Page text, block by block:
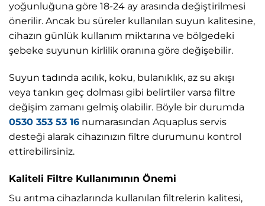
yoğunluğuna göre 18-24 ay arasında değiştirilmesi
önerilir. Ancak bu süreler kullanılan suyun kalitesine,
cihazın günlük kullanım miktarına ve bölgedeki
şebeke suyunun kirlilik oranına göre değişebilir.
Suyun tadında acılık, koku, bulanıklık, az su akışı
veya tankın geç dolması gibi belirtiler varsa filtre
değişim zamanı gelmiş olabilir. Böyle bir durumda
0530 353 53 16 numarasından Aquaplus servis
desteği alarak cihazınızın filtre durumunu kontrol
ettirebilirsiniz.
Kaliteli Filtre Kullanımının Önemi
Su arıtma cihazlarında kullanılan filtrelerin kalitesi,